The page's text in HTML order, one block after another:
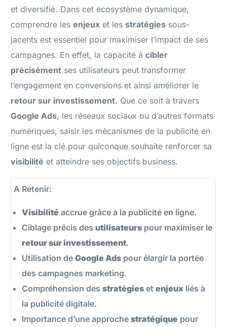
et diversifié. Dans cet écosystème dynamique,
comprendre lesenjeux et les stratégies sous-
jacents est essentiel pour maximiser l’impact de ses
campagnes. En effet, la capacité àcibler
précisément ses utilisateurs peut transformer
l’engagement en conversions et ainsi améliorer le
retour sur investissement. Que ce soit à travers
Google Ads, les réseaux sociaux ou d’autres formats
numériques, saisir les mécanismes de la publicité en
ligne est la clé pour quiconque souhaite renforcer sa
visibilité et atteindre ses objectifs business.
A Retenir:
Visibilité accrue grâce à la publicité en ligne.
Ciblage précis desutilisateurs pour maximiser le
retour sur investissement.
Utilisation deGoogle Ads pour élargir la portée
des campagnes marketing.
Compréhension desstratégies etenjeux liés à
la publicité digitale.
Importance d’une approchestratégique pour